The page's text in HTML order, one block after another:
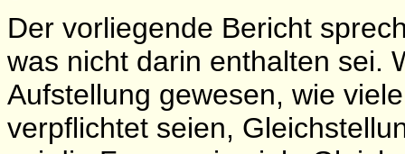
Der vorliegende Bericht
was nicht darin enthalten sei.
Aufstellung gewesen, wie
verpflichtet seien,